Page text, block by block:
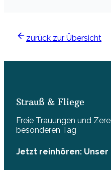
zurück zur Übersicht
Strauß & Fliege
Freie Trauungen und
besonderen Tag
Jetzt reinhören: